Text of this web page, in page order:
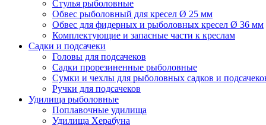
Стулья рыболовные
Обвес рыболовный для кресел Ø 25 мм
Обвес для фидерных и рыболовных кресел Ø 36 мм
Комплектующие и запасные части к креслам
Садки и подсачеки
Головы для подсачеков
Садки прорезиненные рыболовные
Сумки и чехлы для рыболовных садков и
Ручки для подсачеков
Удилища рыболовные
Поплавочные удилища
Удилища Херабуна